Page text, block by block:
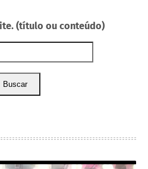
(título ou conteúdo)
Buscar